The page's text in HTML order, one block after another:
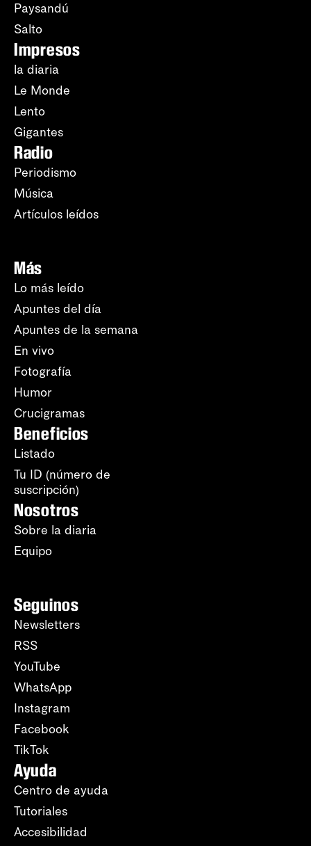
Paysandú
Salto
Impresos
la diaria
Le Monde
Lento
Gigantes
Radio
Periodismo
Música
Artículos leídos
Más
Lo más leído
Apuntes del día
Apuntes de la semana
En vivo
Fotografía
Humor
Crucigramas
Beneficios
Listado
Tu ID (número de
suscripción)
Nosotros
Sobre la diaria
Equipo
Seguinos
Newsletters
RSS
YouTube
WhatsApp
Instagram
Facebook
TikTok
Ayuda
Centro de ayuda
Tutoriales
Accesibilidad